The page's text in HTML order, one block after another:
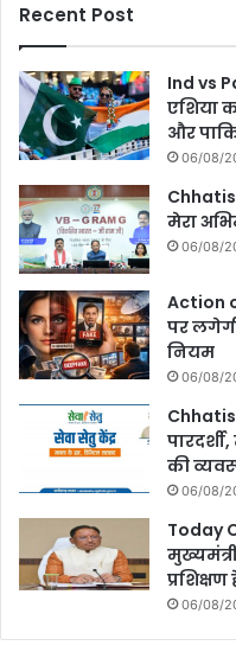
Recent Post
Ind vs
एशिया
और
06/08/
मेरा
06/08/
Action
पर
नियम
06/08/
की
06/08/
Today
06/08/